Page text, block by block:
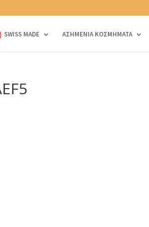
SWISS MADE ΑΣΗΜΕΝΙΑ ΚΟΣΜΗΜΑΤΑ